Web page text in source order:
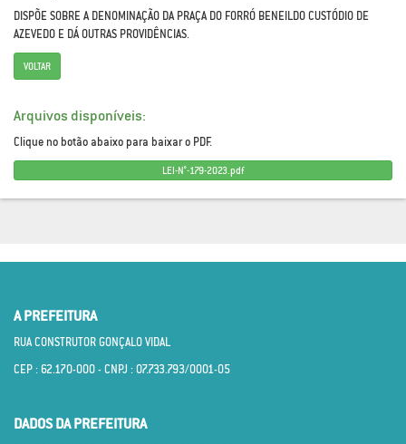
DISPÕE SOBRE A DENOMINAÇÃO DA PRAÇA DO FORRÓ BENEILDO CUSTÓDIO DE
AZEVEDO E DÁ OUTRAS PROVIDÊNCIAS.
VOLTAR
Arquivos disponíveis:
Clique no botão abaixo para baixar o PDF.
LEI-N°-179-2023.pdf
A PREFEITURA
RUA CONSTRUTOR GONÇALO VIDAL
CEP : 62.170­-000 - CNPJ : 07.733.793/0001­-05
DADOS DA PREFEITURA